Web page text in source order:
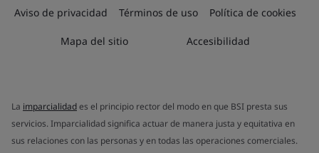
Aviso de privacidad Términos de uso Política de cookies
Mapa del sitio Accesibilidad
La imparcialidades el principio rector del modo en que BSI presta sus
servicios. Imparcialidad significa actuar de manera justa y equitativa en
sus relaciones con las personas y en todas las operaciones comerciales.